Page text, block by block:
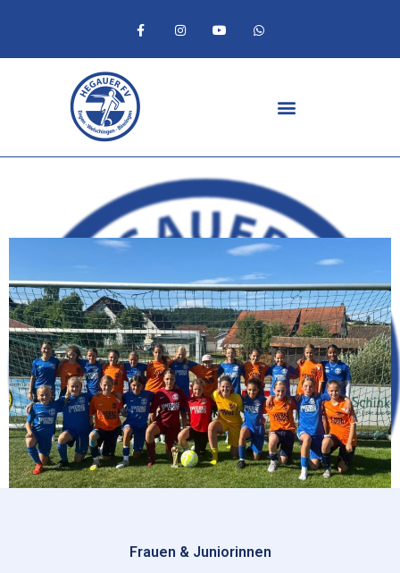
Frauen & Juniorinnen